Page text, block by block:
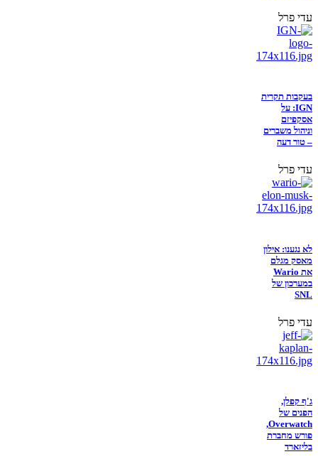
עדי פרל
בעקבות תקרית
IGN: על
אסקפיזם
וניהול משברים
– טור דעה
עדי פרל
לא נגענו: אילון
מאסק מגלם
את Wario
במערכון של
SNL
עדי פרל
ג'ף קפלן,
הפנים של
Overwatch,
פורש מחברת
בליזארד